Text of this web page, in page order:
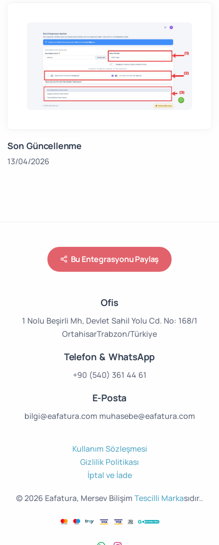
Son Güncellenme
13/04/2026
Bu Entegrasyonu Paylaş
Ofis
1 Nolu Beşirli Mh, Devlet Sahil Yolu Cd. No: 168/1
OrtahisarTrabzon/Türkiye
Telefon & WhatsApp
+90 (540) 361 44 61
E-Posta
bilgi@eafatura.com muhasebe@eafatura.com
Kullanım Sözleşmesi
Gizlilik Politikası
İptal ve İade
© 2026 Eafatura, Mersev Bilişim Tescilli Markasıdır..